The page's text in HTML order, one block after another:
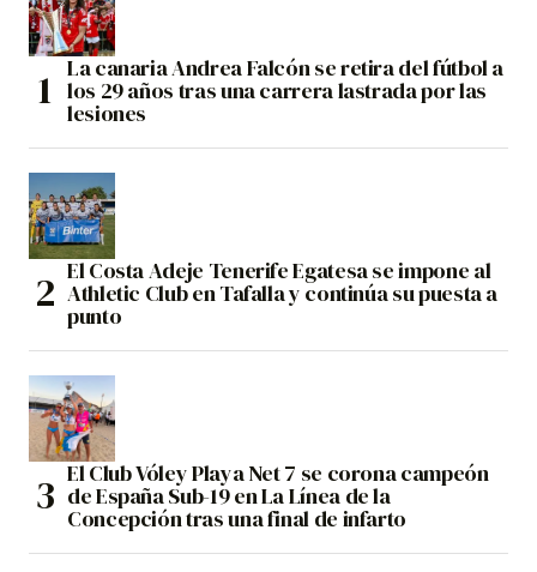
La canaria Andrea Falcón se retira del fútbol a
los 29 años tras una carrera lastrada por las
lesiones
El Costa Adeje Tenerife Egatesa se impone al
Athletic Club en Tafalla y continúa su puesta a
punto
El Club Vóley Playa Net 7 se corona campeón
de España Sub-19 en La Línea de la
Concepción tras una final de infarto